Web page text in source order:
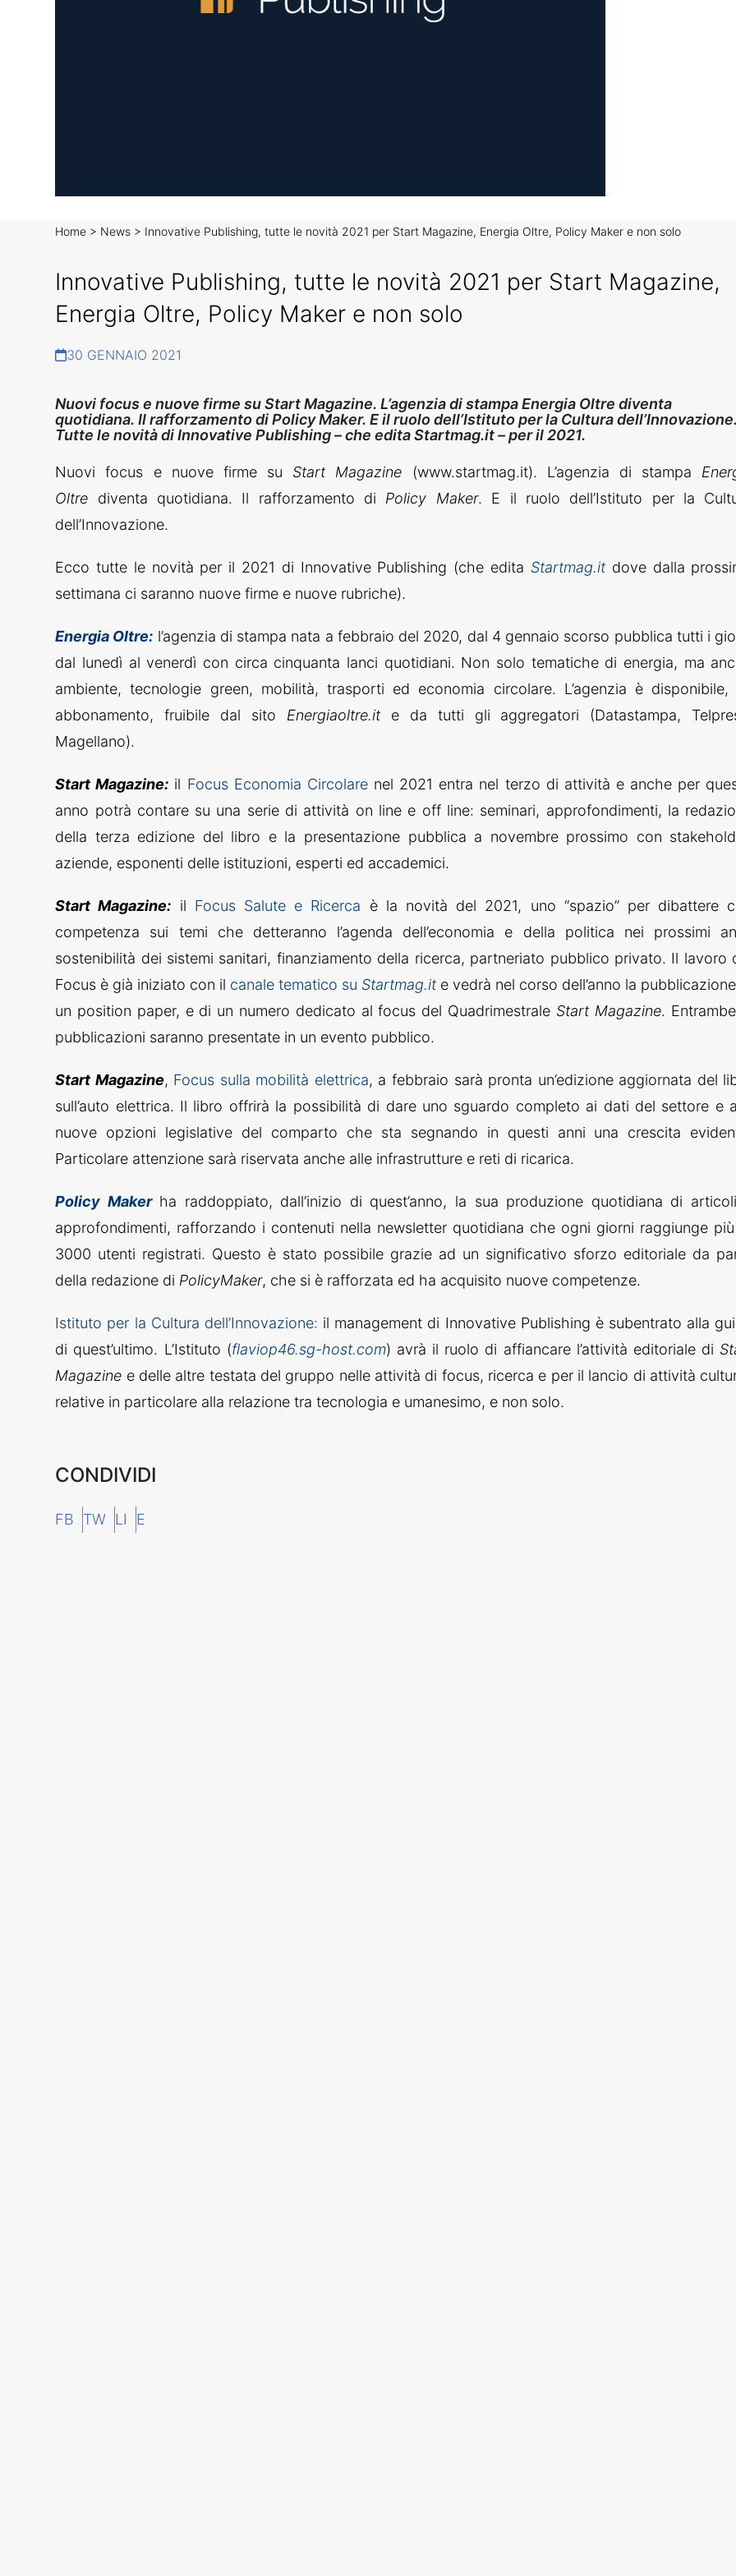
Home > News > Innovative Publishing, tutte le novità 2021 per Start Magazine, Energia Oltre, Policy Maker e non solo
Innovative Publishing, tutte le novità 2021 per Start Magazine,
Energia Oltre, Policy Maker e non solo
30 GENNAIO 2021
Nuovi focus e nuove firme su Start Magazine. L’agenzia di stampa Energia Oltre diventa
quotidiana. Il rafforzamento di Policy Maker. E il ruolo dell’Istituto per la Cultura dell’Innovazione.
Tutte le novità di Innovative Publishing – che edita Startmag.it – per il 2021.
Nuovi focus e nuove firme su Start Magazine (www.startmag.it). L’agenzia di stampa
Oltre diventa quotidiana. Il rafforzamento di Policy Maker. E il ruolo dell’Istituto per la
dell’Innovazione.
Ecco tutte le novità per il 2021 di Innovative Publishing (che edita Startmag.itdove dalla
settimana ci saranno nuove firme e nuove rubriche).
Energia Oltre: l’agenzia di stampa nata a febbraio del 2020, dal 4 gennaio scorso pubblica tutti i
dal lunedì al venerdì con circa cinquanta lanci quotidiani. Non solo tematiche di energia, ma
ambiente, tecnologie green, mobilità, trasporti ed economia circolare. L’agenzia è disponibile,
abbonamento, fruibile dal sito Energiaoltre.ite da tutti gli aggregatori (Datastampa,
Magellano).
Start Magazine: il Focus Economia Circolare nel 2021 entra nel terzo di attività e anche per
anno potrà contare su una serie di attività on line e off line: seminari, approfondimenti, la
della terza edizione del libro e la presentazione pubblica a novembre prossimo con
aziende, esponenti delle istituzioni, esperti ed accademici.
Start Magazine: il Focus Salute e Ricerca è la novità del 2021, uno “spazio” per dibattere
competenza sui temi che detteranno l’agenda dell’economia e della politica nei prossimi
sostenibilità dei sistemi sanitari, finanziamento della ricerca, partneriato pubblico privato. Il lavoro
Focus è già iniziato con il canale tematico su Startmag.it e vedrà nel corso dell’anno la
un position paper, e di un numero dedicato al focus del Quadrimestrale Start Magazine.
pubblicazioni saranno presentate in un evento pubblico.
Start Magazine, Focus sulla mobilità elettrica, a febbraio sarà pronta un’edizione aggiornata del
sull’auto elettrica. Il libro offrirà la possibilità di dare uno sguardo completo ai dati del settore e
nuove opzioni legislative del comparto che sta segnando in questi anni una crescita
Particolare attenzione sarà riservata anche alle infrastrutture e reti di ricarica.
Policy Makerha raddoppiato, dall’inizio di quest’anno, la sua produzione quotidiana di
approfondimenti, rafforzando i contenuti nella newsletter quotidiana che ogni giorni raggiunge
3000 utenti registrati. Questo è stato possibile grazie ad un significativo sforzo editoriale da
della redazione di PolicyMaker, che si è rafforzata ed ha acquisito nuove competenze.
Istituto per la Cultura dell’Innovazione: il management di Innovative Publishing è subentrato alla
di quest’ultimo. L’Istituto (flaviop46.sg-host.com) avrà il ruolo di affiancare l’attività editoriale di
Magazine e delle altre testata del gruppo nelle attività di focus, ricerca e per il lancio di attività
relative in particolare alla relazione tra tecnologia e umanesimo, e non solo.
CONDIVIDI
FB TW LI E